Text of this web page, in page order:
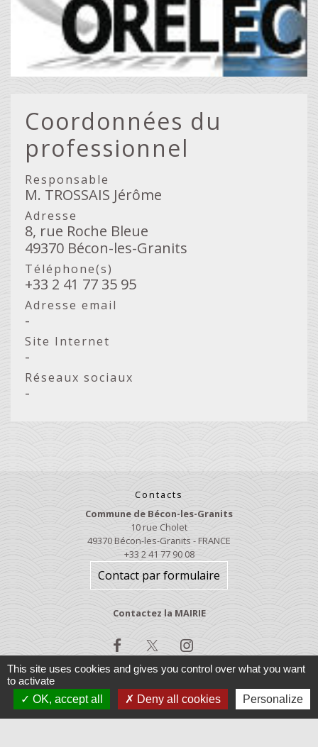
Coordonnées du
professionnel
Responsable
M. TROSSAIS Jérôme
Adresse
8, rue Roche Bleue
49370 Bécon-les-Granits
Téléphone(s)
+33 2 41 77 35 95
Adresse email
-
Site Internet
-
Réseaux sociaux
-
Contacts
Commune de Bécon-les-Granits
10 rue Cholet
49370 Bécon-les-Granits - FRANCE
+33 2 41 77 90 08
Contact par formulaire
Contactez la MAIRIE
This site uses cookies and gives you control over what you want
to activate
OK, accept all
Deny all cookies Personalize